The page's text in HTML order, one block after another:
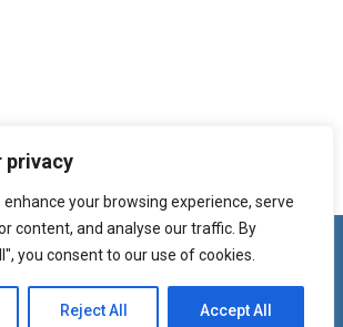
privacy
enhance your browsing experience, serve
content, and analyse our traffic. By
you consent to our use of cookies.
Reject All Accept All
Design and Service made in Luxembourg